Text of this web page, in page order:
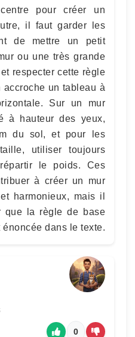
pour créer un
il faut garder les
de mettre un petit
ou une très grande
respecter cette règle
un tableau à
Sur un mur
à hauteur des yeux,
du sol, et pour les
utiliser toujours
le poids. Ces
à créer un mur
harmonieux, mais il
que la règle de base
dans le texte.
0